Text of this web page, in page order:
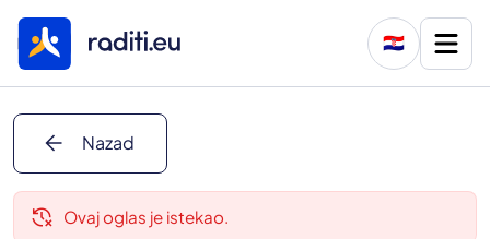
🇭🇷
arrow_back Nazad
delete_history Ovaj oglas je istekao.